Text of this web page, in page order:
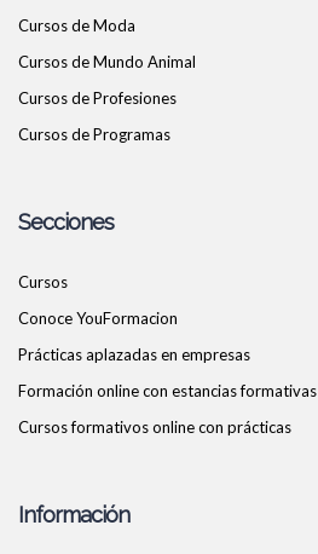
Cursos de Moda
Cursos de Mundo Animal
Cursos de Profesiones
Cursos de Programas
Secciones
Cursos
Conoce YouFormacion
Prácticas aplazadas en empresas
Formación online con estancias formativas
Cursos formativos online con prácticas
Información